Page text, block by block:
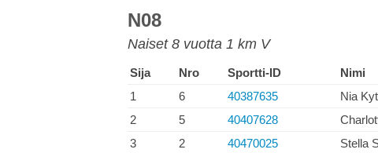
N08
Naiset 8 vuotta 1 km V
Sija Nro Sportti-ID Nimi
1
6 40387635 Nia
2
5 40407628
3
2 40470025 Stella